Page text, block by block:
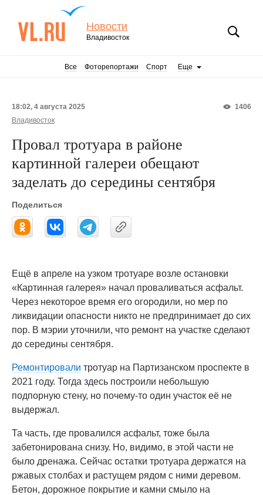
Новости
Владивосток
Все Фоторепортажи Спорт Еще
1406
18:02, 4 августа 2025
Владивосток
Провал тротуара в районе
картинной галереи обещают
заделать до середины сентября
Поделиться
Ещё в апреле на узком тротуаре возле остановки
«Картинная галерея» начал проваливаться асфальт.
Через некоторое время его огородили, но мер по
ликвидации опасности никто не предпринимает до сих
пор. В мэрии уточнили, что ремонт на участке сделают
до середины сентября.
Ремонтировали тротуар на Партизанском проспекте в
2021 году. Тогда здесь построили небольшую
подпорную стену, но почему-то один участок её не
выдержал.
Та часть, где провалился асфальт, тоже была
забетонирована снизу. Но, видимо, в этой части не
было дренажа. Сейчас остатки тротуара держатся на
ржавых столбах и растущем рядом с ними деревом.
Бетон, дорожное покрытие и камни смыло на